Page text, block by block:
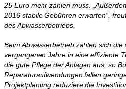
25 Euro mehr zahlen muss.
2016 stabile Gebühren erwarten“,
des Abwasserbetriebs.
Beim Abwasserbetrieb zahlen sich die
vergangenen Jahre in eine effiziente
die gute Pflege der Anlagen aus, so
Reparaturaufwendungen fallen
Projektplanung reduziere die